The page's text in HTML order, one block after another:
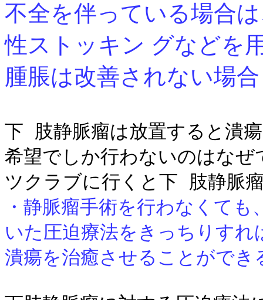
不全を伴っている場合
性ストッキン グなどを
腫脹は改善されない場
下 肢静脈瘤は放置すると潰
希望でしか行わないのはな
ツクラブに行くと下 肢静脈
・静脈瘤手術を行わなくて
いた圧迫療法をきっちりす
潰瘍を治癒させることができ